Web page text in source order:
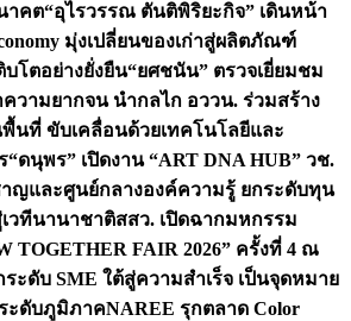
าคต“อุไรวรรณ ตันติพิริยะกิจ” เดินหน้า
มุ่งเปลี่ยนของเก่าสู่ผลิตภัณฑ์
บโตอย่างยั่งยืน“ยศชนัน” ตรวจเยี่ยมชม
วามยากจน นำกลไก อววน. ร่วมสร้าง
นที่ ขับเคลื่อนด้วยเทคโนโลยีและ
“ดนุพร” เปิดงาน “ART DNA HUB” วช.
ญและศูนย์กลางองค์ความรู้ ยกระดับทุน
วทีนานาชาติสสว. เปิดฉากมหกรรม
TOGETHER FAIR 2026” ครั้งที่ 4 ณ
ะดับ SME ใต้สู่ความสำเร็จ เป็นจุดหมาย
ะดับภูมิภาคNAREE รุกตลาด Color